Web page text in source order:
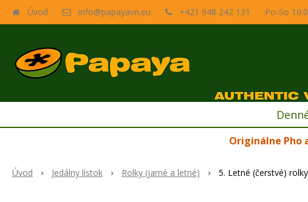
Úvod info@papayavn.eu +421 948 242 131 Po-So
Originálne Pho
Úvod Jedálny lístok Rolky (jarné a letné) 5. Letné (čerstvé)